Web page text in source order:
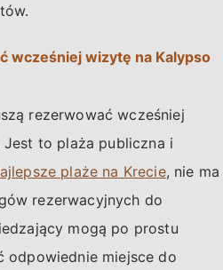
wcześniej wizytę na Kalypso
rezerwować wcześniej
to plaża publiczna i
plaże na Krecie, nie ma
rezerwacyjnych do
mogą po prostu
odpowiednie miejsce do